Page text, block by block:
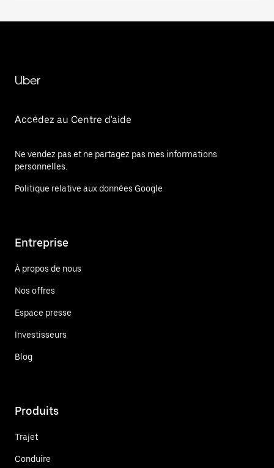
Uber
Accédez au Centre d'aide
Ne vendez pas et ne partagez pas mes informations
personnelles.
Politique relative aux données Google
Entreprise
À propos de nous
Nos offres
Espace presse
Investisseurs
Blog
Produits
Trajet
Conduire